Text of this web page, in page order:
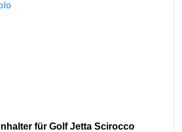
für Golf Jetta Scirocco